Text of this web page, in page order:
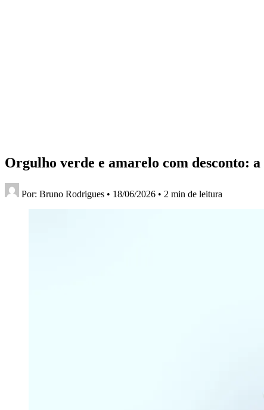
Orgulho verde e amarelo com desconto:
Por: Bruno Rodrigues • 18/06/2026 • 2 min de leitura